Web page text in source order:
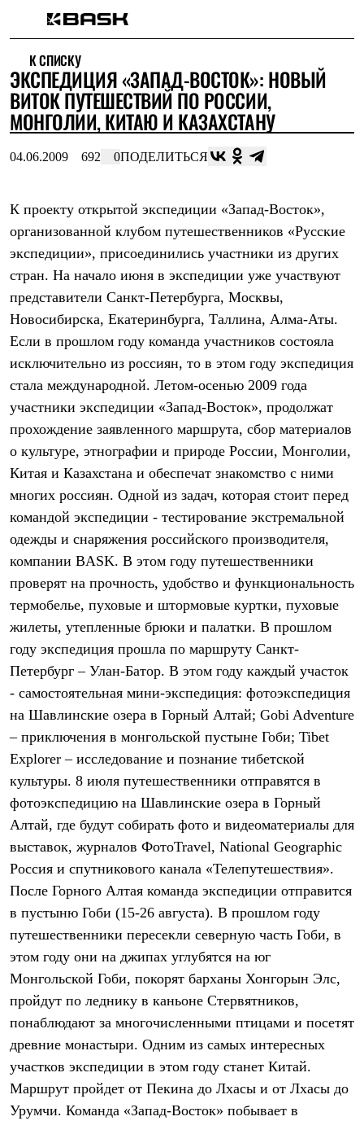
Интернет-магазин
Мужская одежда
Утепленная пухом
Куртки
Брюки
Комбинезоны
Штормовая одежда
Куртки
Софтшелл одежда
Куртки
Брюки
Флисовая одежда
Куртки
Брюки
Термобелье
Теплое термобелье
Легкое термобелье
Лёгкая одежда
Футболки
Рубашки
Толстовки
Брюки
Женская одежда
Утепленная пухом
Куртки
Жилеты
Утепленная синтетикой
Брюки
Штормовая одежда
Куртки
Софтшелл одежда
Куртки
Брюки
Рубашки
Футболки
Брюки
Термобелье
Теплое термобелье
Среднее термобелье
Легкое термобелье
Флисовая одежда
Брюки
Детская одежда
Комбинезоны
Куртки
Брюки
Утепленная синтетикой
Комбинезоны
Куртки
Лёгкая одежда
Футболки
Толстовки
Брюки
Софтшелл одежда
К СПИСКУ
ЭКСПЕДИЦИЯ «ЗАПАД-ВОСТОК»: НОВЫЙ
ВИТОК ПУТЕШЕСТВИЙ ПО РОССИИ,
МОНГОЛИИ, КИТАЮ И КАЗАХСТАНУ
04.06.2009 692 0ПОДЕЛИТЬСЯ
К проекту открытой экспедиции «Запад-Восток»,
организованной клубом путешественников «Русские
экспедиции», присоединились участники из других
стран. На начало июня в экспедиции уже участвуют
представители Санкт-Петербурга, Москвы,
Новосибирска, Екатеринбурга, Таллина, Алма-Аты.
Если в прошлом году команда участников состояла
исключительно из россиян, то в этом году экспедиция
стала международной. Летом-осенью 2009 года
участники экспедиции «Запад-Восток», продолжат
прохождение заявленного маршрута, сбор материалов
о культуре, этнографии и природе России, Монголии,
Китая и Казахстана и обеспечат знакомство с ними
многих россиян. Одной из задач, которая стоит перед
командой экспедиции - тестирование экстремальной
одежды и снаряжения российского производителя,
компании BASK. В этом году путешественники
проверят на прочность, удобство и функциональность
термобелье, пуховые и штормовые куртки, пуховые
жилеты, утепленные брюки и палатки. В прошлом
году экспедиция прошла по маршруту Санкт-
Петербург – Улан-Батор. В этом году каждый участок
- самостоятельная мини-экспедиция: фотоэкспедиция
на Шавлинские озера в Горный Алтай; Gobi Adventure
– приключения в монгольской пустыне Гоби; Tibet
Explorer – исследование и познание тибетской
культуры. 8 июля путешественники отправятся в
фотоэкспедицию на Шавлинские озера в Горный
Алтай, где будут собирать фото и видеоматериалы для
выставок, журналов ФотоTravel, National Geographic
Россия и спутникового канала «Телепутешествия».
После Горного Алтая команда экспедиции отправится
в пустыню Гоби (15-26 августа). В прошлом году
путешественники пересекли северную часть Гоби, в
этом году они на джипах углубятся на юг
Монгольской Гоби, покорят барханы Хонгорын Элс,
пройдут по леднику в каньоне Стервятников,
понаблюдают за многочисленными птицами и посетят
древние монастыри. Одним из самых интересных
участков экспедиции в этом году станет Китай.
Маршрут пройдет от Пекина до Лхасы и от Лхасы до
Урумчи. Команда «Запад-Восток» побывает в